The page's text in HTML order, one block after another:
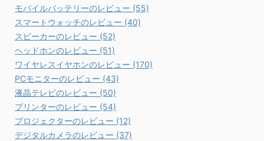
モバイルバッテリーのレビュー (55)
スマートウォッチのレビュー (40)
スピーカーのレビュー (52)
ヘッドホンのレビュー (51)
ワイヤレスイヤホンのレビュー (170)
PCモニターのレビュー (43)
液晶テレビのレビュー (50)
プリンターのレビュー (54)
プロジェクターのレビュー (12)
デジタルカメラのレビュー (37)